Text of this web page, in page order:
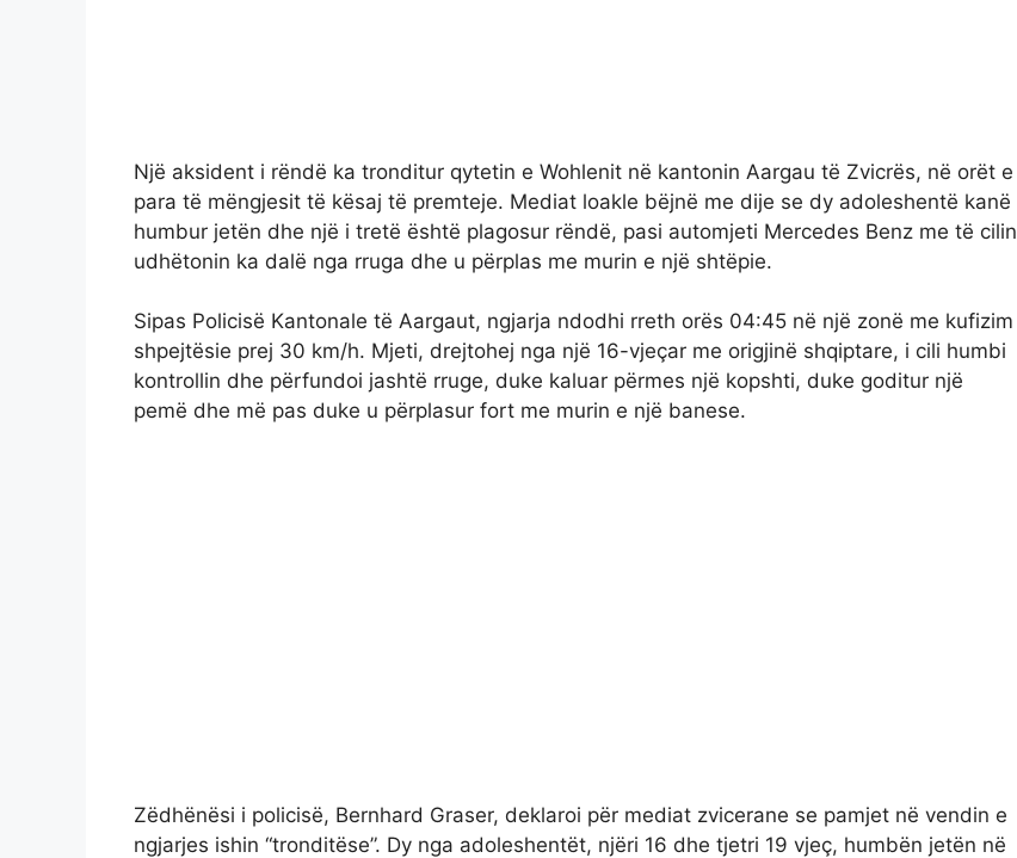
Një aksident i rëndë ka tronditur qytetin e Wohlenit në kantonin Aargau të Zvicrës, në orët e
para të mëngjesit të kësaj të premteje. Mediat loakle bëjnë me dije se dy adoleshentë kanë
humbur jetën dhe një i tretë është plagosur rëndë, pasi automjeti Mercedes Benz me të cilin
udhëtonin ka dalë nga rruga dhe u përplas me murin e një shtëpie.
Sipas Policisë Kantonale të Aargaut, ngjarja ndodhi rreth orës 04:45 në një zonë me kufizim
shpejtësie prej 30 km/h. Mjeti, drejtohej nga një 16-vjeçar me origjinë shqiptare, i cili humbi
kontrollin dhe përfundoi jashtë rruge, duke kaluar përmes një kopshti, duke goditur një
pemë dhe më pas duke u përplasur fort me murin e një banese.
Zëdhënësi i policisë, Bernhard Graser, deklaroi për mediat zvicerane se pamjet në vendin e
ngjarjes ishin “tronditëse”. Dy nga adoleshentët, njëri 16 dhe tjetri 19 vjeç, humbën jetën në